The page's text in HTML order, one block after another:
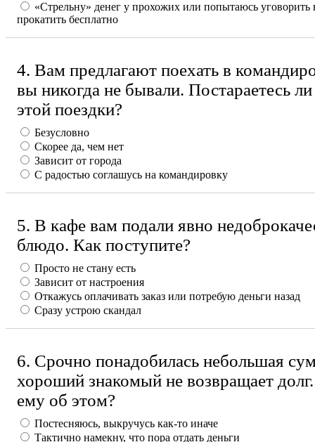
«Стрельну» денег у прохожих или попытаюсь уговорить
прокатить бесплатно
4. Вам предлагают поехать в
вы никогда не бывали. Постараетесь
этой поездки?
Безусловно
Скорее да, чем нет
Зависит от города
С радостью соглашусь на командировку
5. В кафе вам подали явно
блюдо. Как поступите?
Просто не стану есть
Зависит от настроения
Откажусь оплачивать заказ или потребую деньги назад
Сразу устрою скандал
6. Срочно понадобилась небольшая
хороший знакомый не возвращает
ему об этом?
Постесняюсь, выкручусь как-то иначе
Тактично намекну, что пора отдать деньги